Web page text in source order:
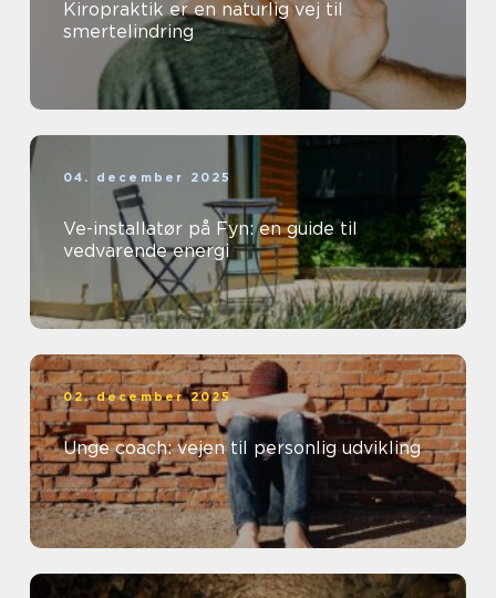
Kiropraktik er en naturlig vej til
smertelindring
04. december 2025
Ve-installatør på Fyn: en guide til
vedvarende energi
02. december 2025
Unge coach: vejen til personlig udvikling